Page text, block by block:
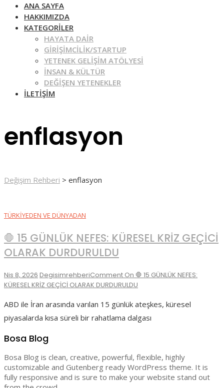
ANA SAYFA
HAKKIMIZDA
KATEGORILER
HAYATA DAIR
GIRIŞIMCILIK/STARTUP
YETENEK GELIŞIM ATÖLYESI
İNSAN & KÜLTÜR
DEĞIŞEN YETENEKLER
İLETIŞIM
enflasyon
Değişim Rehberi > enflasyon
TÜRKIYEDEN VE DÜNYADAN
🛑 15 GÜNLÜK NEFES: KÜRESEL KRİZ GEÇİCİ
OLARAK DURDURULDU
Nis 8, 2026 DegisimrehberiComment On 🛑 15 GÜNLÜK NEFES:
KÜRESEL KRİZ GEÇİCİ OLARAK DURDURULDU
ABD ile İran arasında varılan 15 günlük ateşkes, küresel
piyasalarda kısa süreli bir rahatlama dalgası
Bosa Blog
Bosa Blog is clean, creative, powerful, flexible, highly
customizable and Gutenberg ready WordPress theme. It is
fully responsive and is sure to make your website stand out